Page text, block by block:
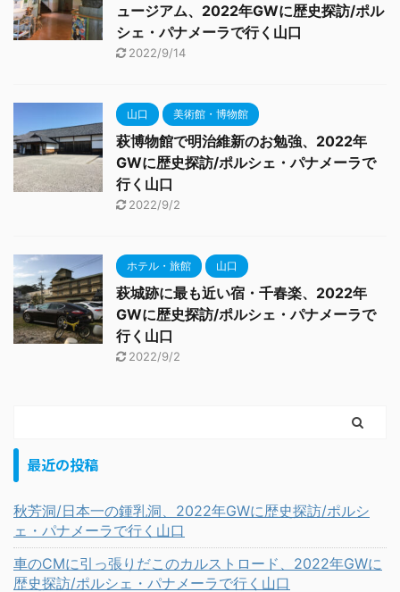
ュージアム、2022年GWに歴史探訪/ポル
シェ・パナメーラで行く山口
2022/9/14
山口 美術館・博物館
萩博物館で明治維新のお勉強、2022年
GWに歴史探訪/ポルシェ・パナメーラで
行く山口
2022/9/2
ホテル・旅館 山口
萩城跡に最も近い宿・千春楽、2022年
GWに歴史探訪/ポルシェ・パナメーラで
行く山口
2022/9/2
最近の投稿
秋芳洞/日本一の鍾乳洞、2022年GWに歴史探訪/ポルシ
ェ・パナメーラで行く山口
車のCMに引っ張りだこのカルストロード、2022年GWに
歴史探訪/ポルシェ・パナメーラで行く山口